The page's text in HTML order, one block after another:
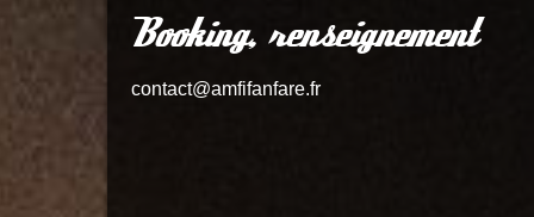
Booking, renseignement
contact@amfifanfare.fr